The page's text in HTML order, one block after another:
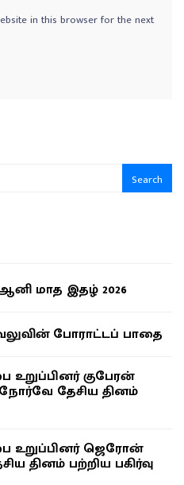
in this browser for the next
Search
மாத இதழ் 2026
போராட்டப் பாதை
குபேரன்
தேசிய தினம்
உறுப்பினர் ஜெரோன்
தினம் பற்றிய பகிர்வு